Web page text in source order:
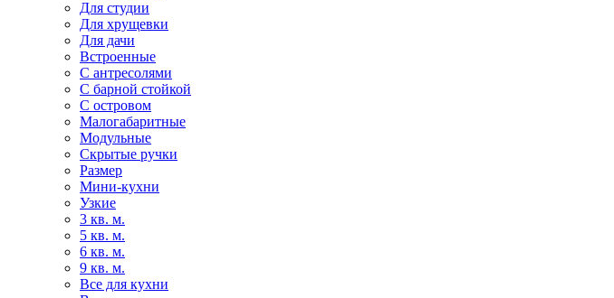
Для студии
Для хрущевки
Для дачи
Встроенные
С антресолями
С барной стойкой
С островом
Малогабаритные
Модульные
Скрытые ручки
Размер
Мини-кухни
Узкие
3 кв. м.
5 кв. м.
6 кв. м.
9 кв. м.
Все для кухни